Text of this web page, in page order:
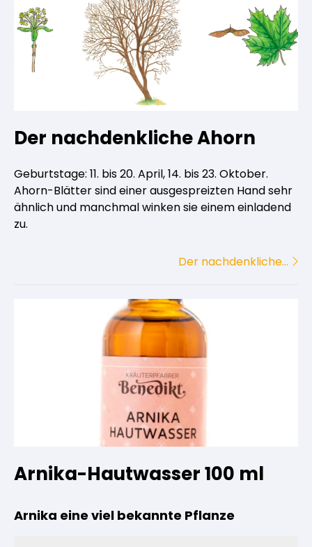
Der nachdenkliche Ahorn
Geburtstage: 11. bis 20. April, 14. bis 23. Oktober.
Ahorn-Blätter sind einer ausgespreizten Hand sehr
ähnlich und manchmal winken sie einem einladend
zu.
Der nachdenkliche…
Arnika-Hautwasser 100 ml
Arnika eine viel bekannte Pflanze